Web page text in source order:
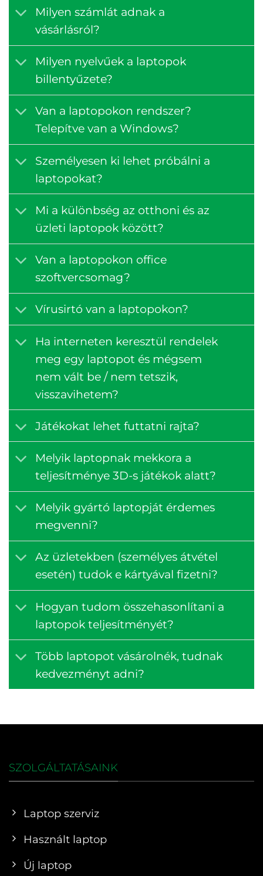
Milyen számlát adnak a
vásárlásról?
Milyen nyelvűek a laptopok
billentyűzete?
Van a laptopokon rendszer?
Telepítve van a Windows?
Személyesen ki lehet próbálni a
laptopokat?
Mi a különbség az otthoni és az
üzleti laptopok között?
Van a laptopokon office
szoftvercsomag?
Vírusirtó van a laptopokon?
Ha interneten keresztül rendelek
meg egy laptopot és mégsem
nem vált be / nem tetszik,
visszavihetem?
Játékokat lehet futtatni rajta?
Melyik laptopnak mekkora a
teljesítménye 3D-s játékok alatt?
Melyik gyártó laptopját érdemes
megvenni?
Az üzletekben (személyes átvétel
esetén) tudok e kártyával fizetni?
Hogyan tudom összehasonlítani a
laptopok teljesítményét?
Több laptopot vásárolnék, tudnak
kedvezményt adni?
SZOLGÁLTATÁSAINK
Laptop szerviz
Használt laptop
Új laptop